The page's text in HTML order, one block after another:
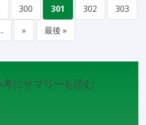
300 301 302
303
» 最後 »
にサマリーを読む